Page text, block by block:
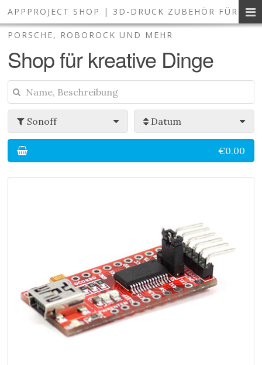
APPPROJECT SHOP | 3D-DRUCK ZUBEHÖR FÜR
PORSCHE, ROBOROCK UND MEHR
3D-Druck Zubehör und Smart
Shop für kreative Dinge
Sonoff Datum
€0.00